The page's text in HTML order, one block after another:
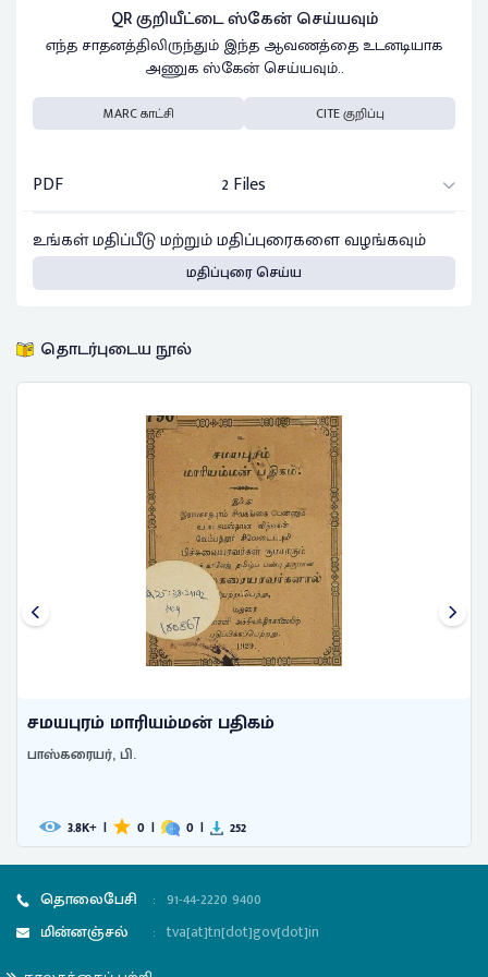
QR குறியீட்டை ஸ்கேன் செய்யவும்
எந்த சாதனத்திலிருந்தும் இந்த ஆவணத்தை உடனடியாக
அணுக ஸ்கேன் செய்யவும்..
MARC காட்சி CITE குறிப்பு
PDF
2 Files
உங்கள் மதிப்பீடு மற்றும் மதிப்புரைகளை வழங்கவும்
மதிப்புரை செய்ய
தொடர்புடைய நூல்
சமயபுரம் மாரியம்மன் பதிகம்
பாஸ்கரையர், பி.
3.8K+ | 0 | 0 | 252
தொலைபேசி : 91-44-2220 9400
மின்னஞ்சல்
: tva[at]tn[dot]gov[dot]in